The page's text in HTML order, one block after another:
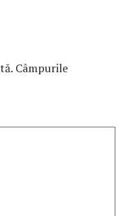
Câmpurile